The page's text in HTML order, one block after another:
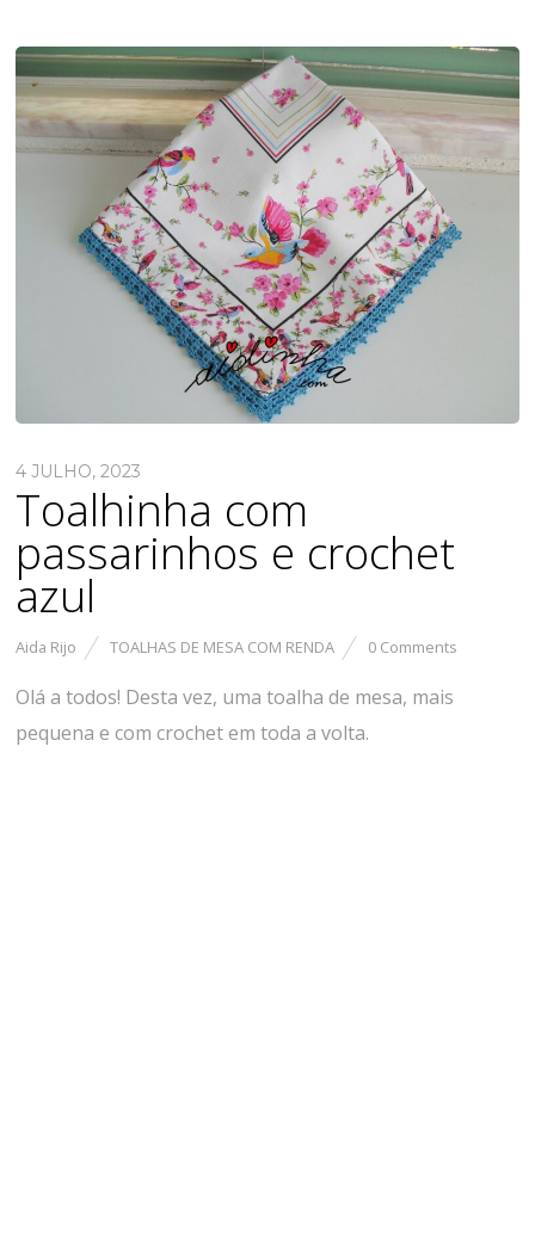
4 JULHO, 2023
Toalhinha com
passarinhos e crochet
azul
Aida Rijo TOALHAS DE MESA COM RENDA 0 Comments
Olá a todos! Desta vez, uma toalha de mesa, mais
pequena e com crochet em toda a volta.